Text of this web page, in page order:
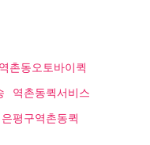
역촌동오토바이퀵
역촌동퀵서비스
은평구역촌동퀵